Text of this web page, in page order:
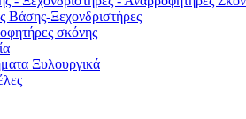
Βάσης-Ξεχονδριστήρες
σκόνης
Ξυλουργικά